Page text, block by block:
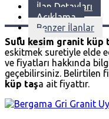
İlan Detayları
Açıklama
Benzer İlanlar
Sulu kesim granit küp
eskitmek suretiyle elde
ve fiyatları hakkında
geçebilirsiniz. Belirtilen
küp taşa ait fiyattır.